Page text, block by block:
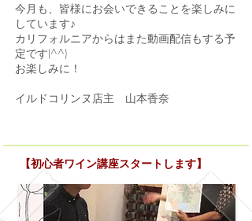
今月も、皆様にお会いできることを楽しみに
しています♪
カリフォルニアからはまた動画配信もする予
定です(^^)
お楽しみに！
イルドコリンヌ店主 山本香奈
【初心者ワイン講座スタートします】